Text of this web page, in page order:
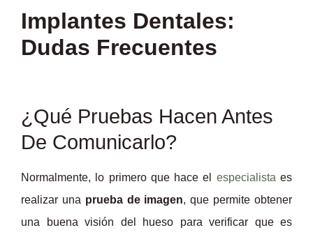
Implantes Dentales:
Dudas Frecuentes
¿Qué Pruebas Hacen Antes
De Comunicarlo?
Normalmente, lo primero que hace el especialista es
realizar una prueba de imagen, que permite obtener
una buena visión del hueso para verificar que es